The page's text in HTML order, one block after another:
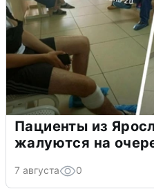
Пациенты из
жалуются на
7 августа 0